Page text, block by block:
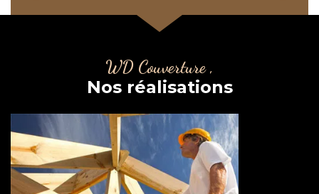
WD Couverture ,
Nos réalisations